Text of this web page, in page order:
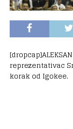
reprezentativac
korak od Igokee.